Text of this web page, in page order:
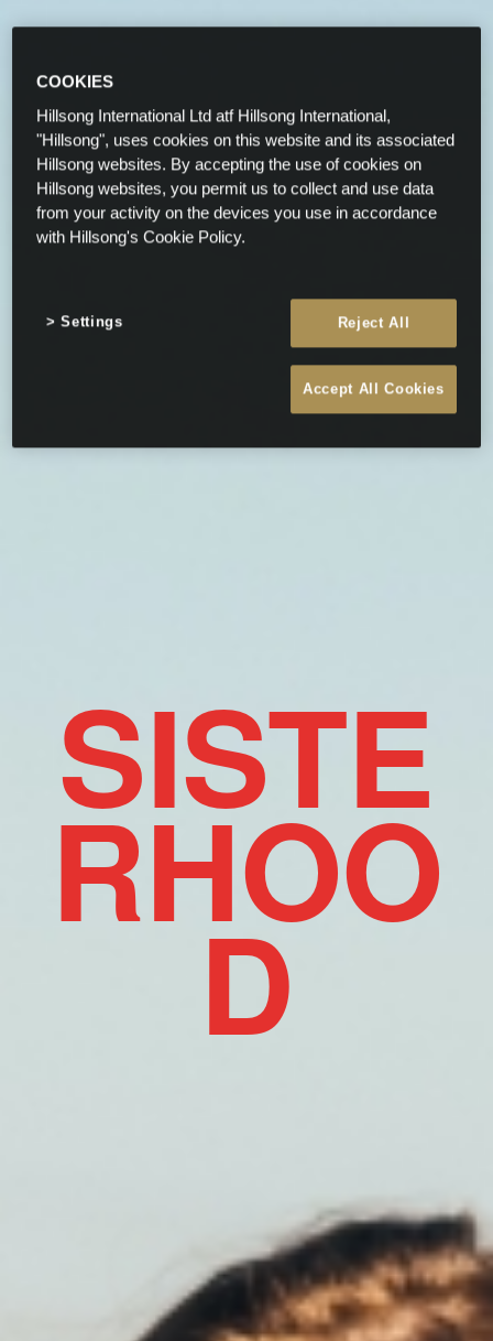
SISTE
RHOO
D
COOKIES
Hillsong International Ltd atf Hillsong International,
"Hillsong", uses cookies on this website and its associated
Hillsong websites. By accepting the use of cookies on
Hillsong websites, you permit us to collect and use data
from your activity on the devices you use in accordance
with Hillsong's Cookie Policy.
Reject All
Accept All Cookies
Settings